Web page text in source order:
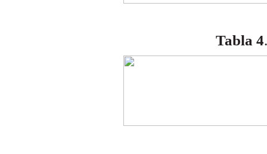
Tabla 4.